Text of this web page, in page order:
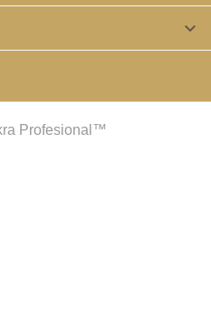

Profesional™